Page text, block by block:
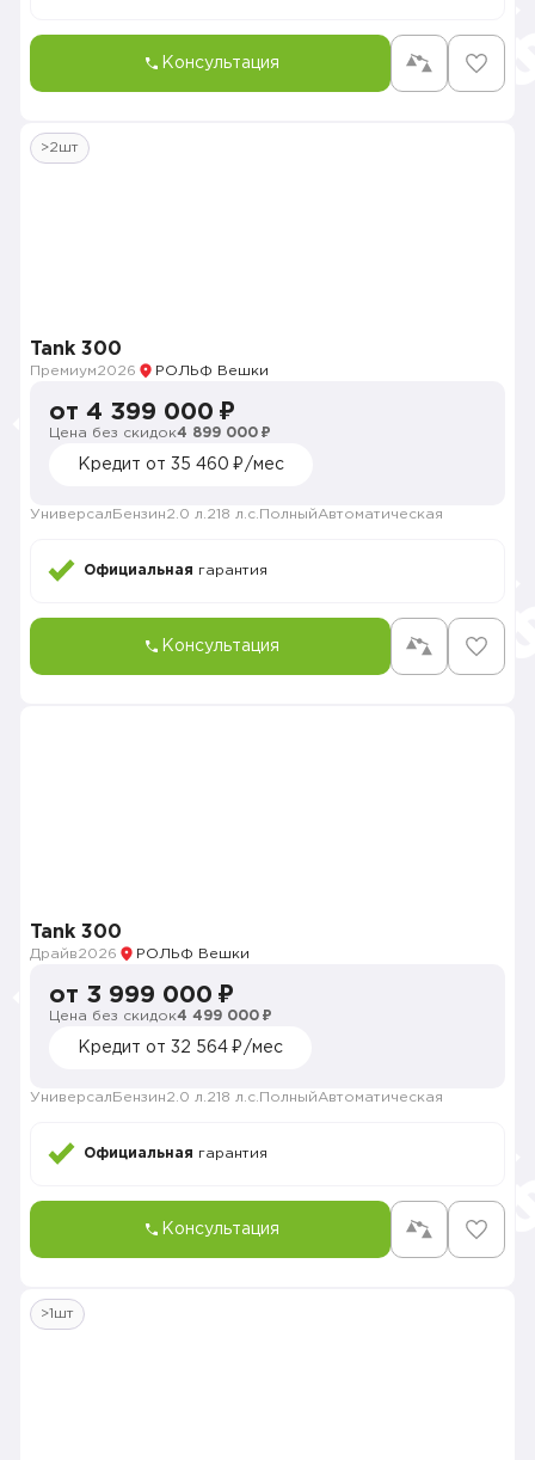
Консультация
>2шт
Tank 300
Премиум2026 РОЛЬФ Вешки
от 4 399 000 ₽
Цена без скидок4 899 000 ₽
Кредит от 35 460 ₽/мес
Универсал Бензин2.0 л. 218 л.с. ПолныйАвтоматическая
Официальная гарантия
Консультация
Tank 300
Драйв2026 РОЛЬФ Вешки
от 3 999 000 ₽
Цена без скидок4 499 000 ₽
Кредит от 32 564 ₽/мес
Универсал Бензин2.0 л. 218 л.с. ПолныйАвтоматическая
Официальная гарантия
Консультация
>1шт